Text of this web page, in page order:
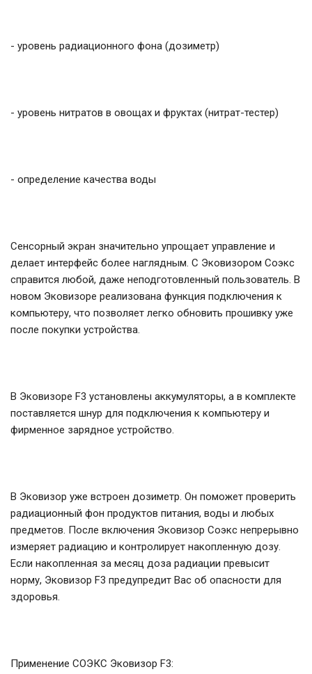
- уровень радиационного фона (дозиметр)
- уровень нитратов в овощах и фруктах (нитрат-тестер)
- определение качества воды
Сенсорный экран значительно упрощает управление и
делает интерфейс более наглядным. С Эковизором Соэкс
справится любой, даже неподготовленный пользователь. В
новом Эковизоре реализована функция подключения к
компьютеру, что позволяет легко обновить прошивку уже
после покупки устройства.
В Эковизоре F3 установлены аккумуляторы, а в комплекте
поставляется шнур для подключения к компьютеру и
фирменное зарядное устройство.
В Эковизор уже встроен дозиметр. Он поможет проверить
радиационный фон продуктов питания, воды и любых
предметов. После включения Эковизор Соэкс непрерывно
измеряет радиацию и контролирует накопленную дозу.
Если накопленная за месяц доза радиации превысит
норму, Эковизор F3 предупредит Вас об опасности для
здоровья.
Применение СОЭКС Эковизор F3: